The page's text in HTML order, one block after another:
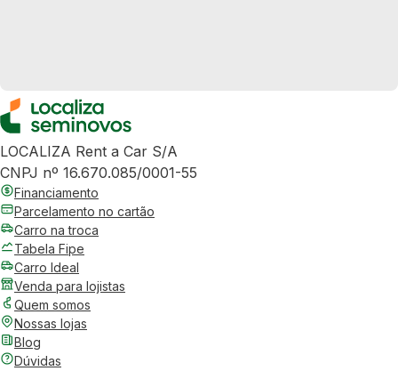
LOCALIZA Rent a Car S/A
CNPJ nº 16.670.085/0001-55
Financiamento
Parcelamento no cartão
Carro na troca
Tabela Fipe
Carro Ideal
Venda para lojistas
Quem somos
Nossas lojas
Blog
Dúvidas